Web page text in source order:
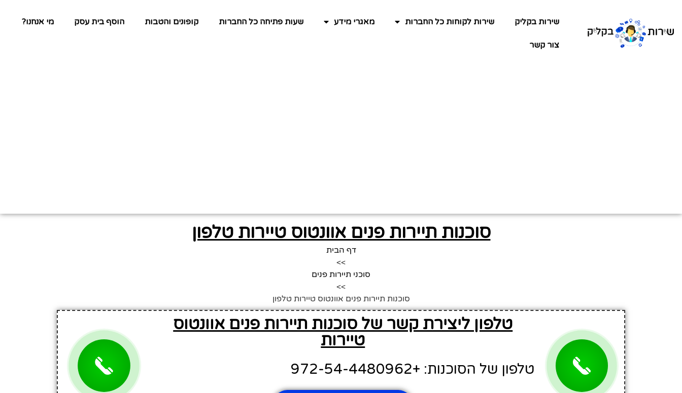
שירות בקליק שירות לקוחות כל החברות מאגרי מידע שעות פתיחה כל החברות קופונים והטבות הוסף בית עסק מי אנחנו?
צור קשר
סוכנות תיירות פנים אוונטוס טיירות טלפון
דף הבית
>>
סוכני תיירות פנים
>>
סוכנות תיירות פנים אוונטוס טיירות טלפון
טלפון ליצירת קשר של סוכנות תיירות פנים אוונטוס
טיירות
טלפון של הסוכנות: +972-54-4480962